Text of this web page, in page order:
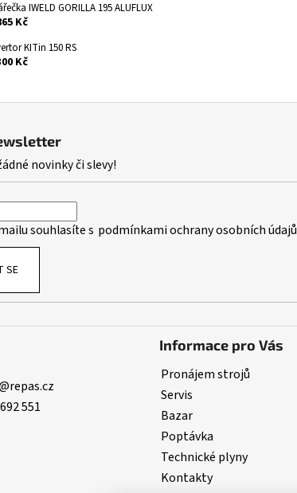
IWELD GORILLA 195 ALUFLUX
Kč
KITin 150 RS
Kč
novinky či slevy!
souhlasíte s podmínkami ochrany osobních údajů
SE
repas.cz
551
Informace pro Vás
Pronájem strojů
Servis
Bazar
Poptávka
Technické plyny
Kontakty